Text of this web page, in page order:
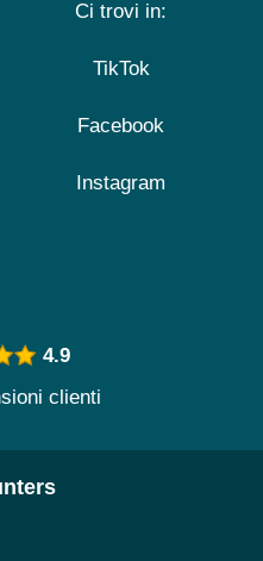
Ci trovi in:
TikTok
Facebook
Instagram
4.9
clienti